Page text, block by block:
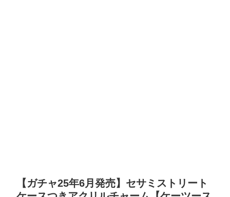
【ガチャ25年6月発売】セサミストリート